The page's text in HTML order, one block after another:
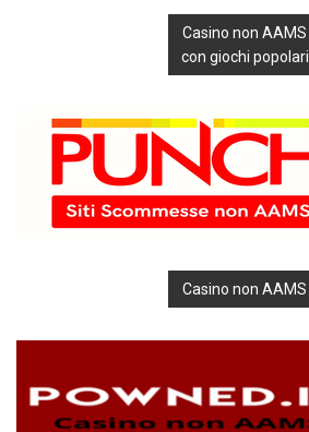
Casino non AAMS
con giochi popolari
Casino non AAMS